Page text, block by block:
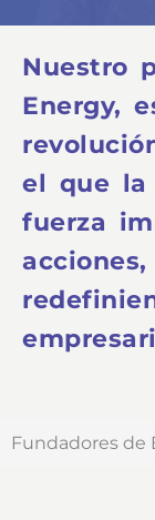
Nuestro
Energy,
el que la
fuerza
Fundadores de